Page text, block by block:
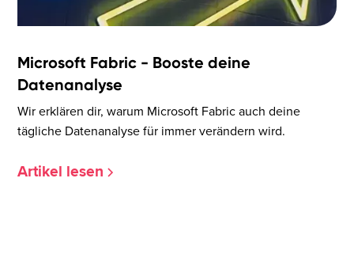
Microsoft Fabric - Booste deine
Datenanalyse
Wir erklären dir, warum Microsoft Fabric auch deine
tägliche Datenanalyse für immer verändern wird.
Artikel lesen